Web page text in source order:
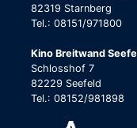
82319 Starnberg
Tel.: 08151/971800
Kino Breitwand
Schlosshof 7
82229 Seefeld
Tel.: 08152/981898